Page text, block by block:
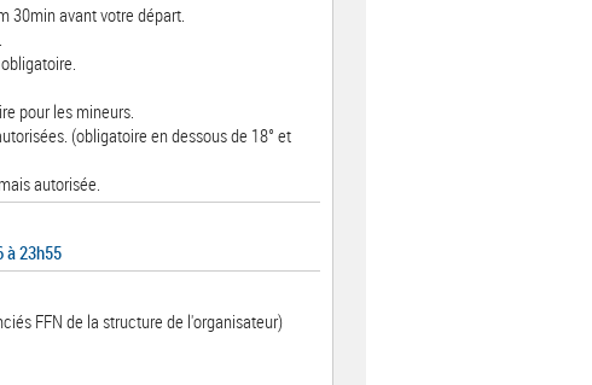
30min avant votre départ.
pour les mineurs.
(obligatoire en dessous de 18° et
autorisée.
à 23h55
FFN de la structure de l'organisateur)